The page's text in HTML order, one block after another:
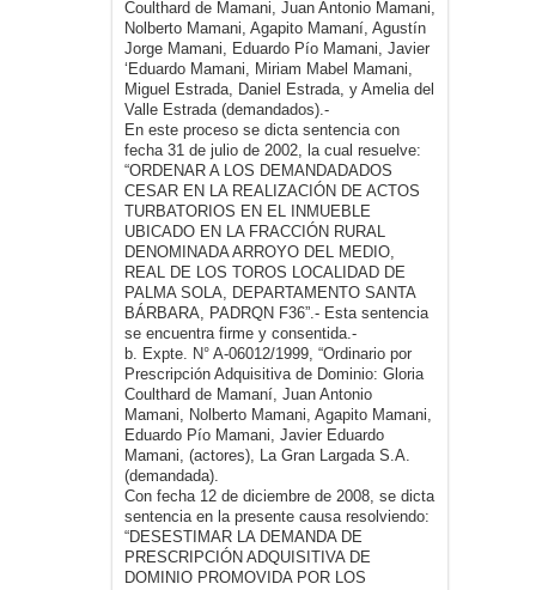
Coulthard de Mamani, Juan Antonio Mamani,
Nolberto Mamani, Agapito Mamaní, Agustín
Jorge Mamani, Eduardo Pío Mamani, Javier
‘Eduardo Mamani, Miriam Mabel Mamani,
Miguel Estrada, Daniel Estrada, y Amelia del
Valle Estrada (demandados).-
En este proceso se dicta sentencia con
fecha 31 de julio de 2002, la cual resuelve:
“ORDENAR A LOS DEMANDADADOS
CESAR EN LA REALIZACIÓN DE ACTOS
TURBATORIOS EN EL INMUEBLE
UBICADO EN LA FRACCIÓN RURAL
DENOMINADA ARROYO DEL MEDIO,
REAL DE LOS TOROS LOCALIDAD DE
PALMA SOLA, DEPARTAMENTO SANTA
BÁRBARA, PADRQN F36”.- Esta sentencia
se encuentra firme y consentida.-
b. Expte. N° A-06012/1999, “Ordinario por
Prescripción Adquisitiva de Dominio: Gloria
Coulthard de Mamaní, Juan Antonio
Mamani, Nolberto Mamani, Agapito Mamani,
Eduardo Pío Mamani, Javier Eduardo
Mamani, (actores), La Gran Largada S.A.
(demandada).
Con fecha 12 de diciembre de 2008, se dicta
sentencia en la presente causa resolviendo:
“DESESTIMAR LA DEMANDA DE
PRESCRIPCIÓN ADQUISITIVA DE
DOMINIO PROMOVIDA POR LOS